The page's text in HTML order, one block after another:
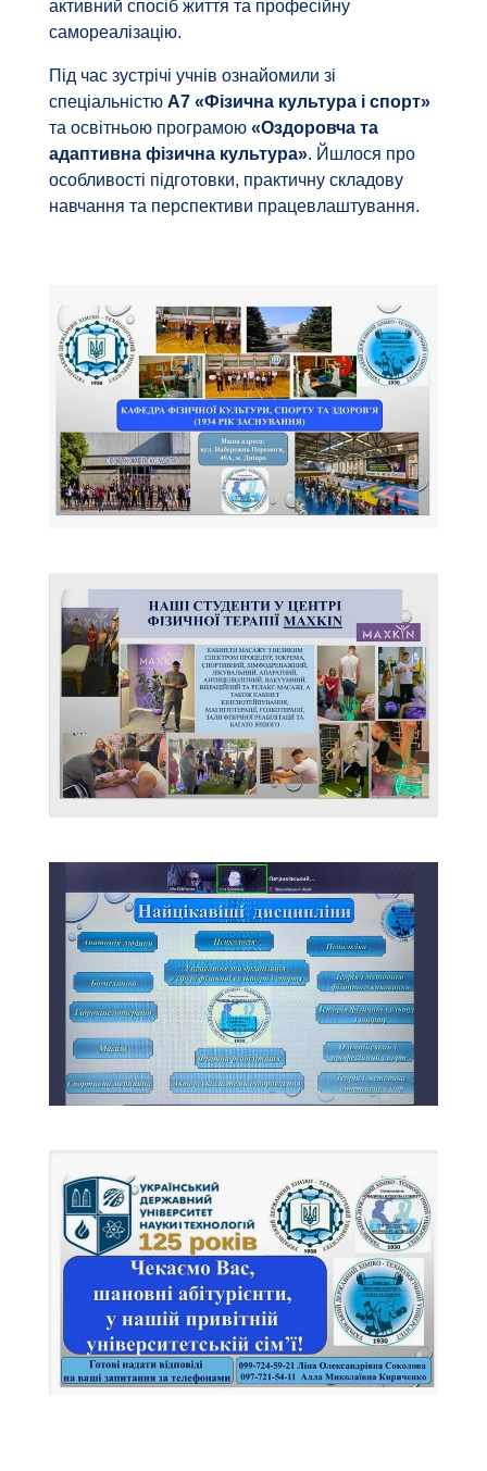
активний спосіб життя та професійну
самореалізацію.
Під час зустрічі учнів ознайомили зі
спеціальністю А7 «Фізична культура і спорт»
та освітньою програмою «Оздоровча та
адаптивна фізична культура». Йшлося про
особливості підготовки, практичну складову
навчання та перспективи працевлаштування.